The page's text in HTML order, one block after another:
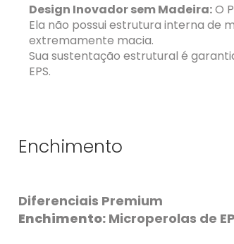
Design Inovador sem Madeira:O
Ela não possui estrutura interna de
extremamente macia.
Sua sustentação estrutural é
EPS.
Enchimento
Diferenciais Premium
Enchimento: Microperolas de